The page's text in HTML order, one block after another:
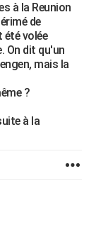
à la Reunion
de
été volée
On dit qu'un
mais la
?
à la